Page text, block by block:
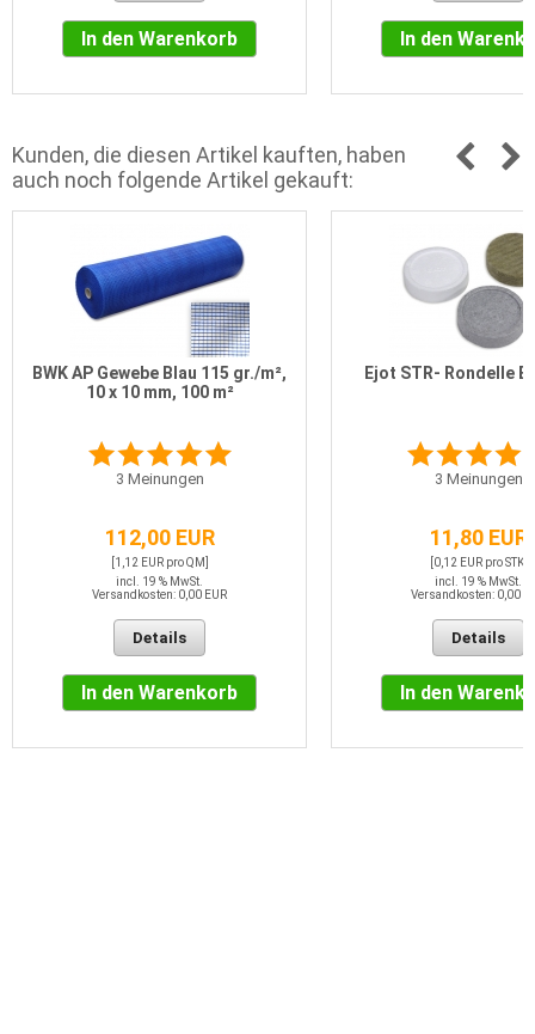
In den Warenkorb In den
Kunden, die diesen Artikel kauften, haben
auch noch folgende Artikel gekauft:
BWK AP Gewebe Blau 115 gr./m²,
10 x 10 mm, 100 m²
3 Meinungen
112,00 EUR
[1,12 EUR pro QM]
incl. 19 % MwSt.
Versandkosten: 0,00 EUR
Details
In den Warenkorb
Ejot STR- Rondelle
3 Meinungen
11,80 EUR
[0,12 EUR pro STK]
incl. 19 % MwSt.
Versandkosten: 0,00
Details
In den